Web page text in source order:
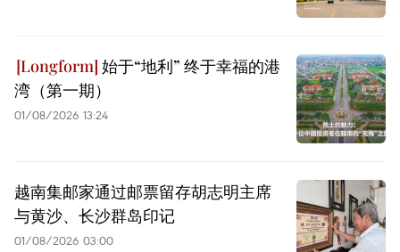
始于“地利” 终于幸福的港
湾（第一期）
01/08/2026 13:24
越南集邮家通过邮票留存胡志明主席
与黄沙、长沙群岛印记
01/08/2026 03:00